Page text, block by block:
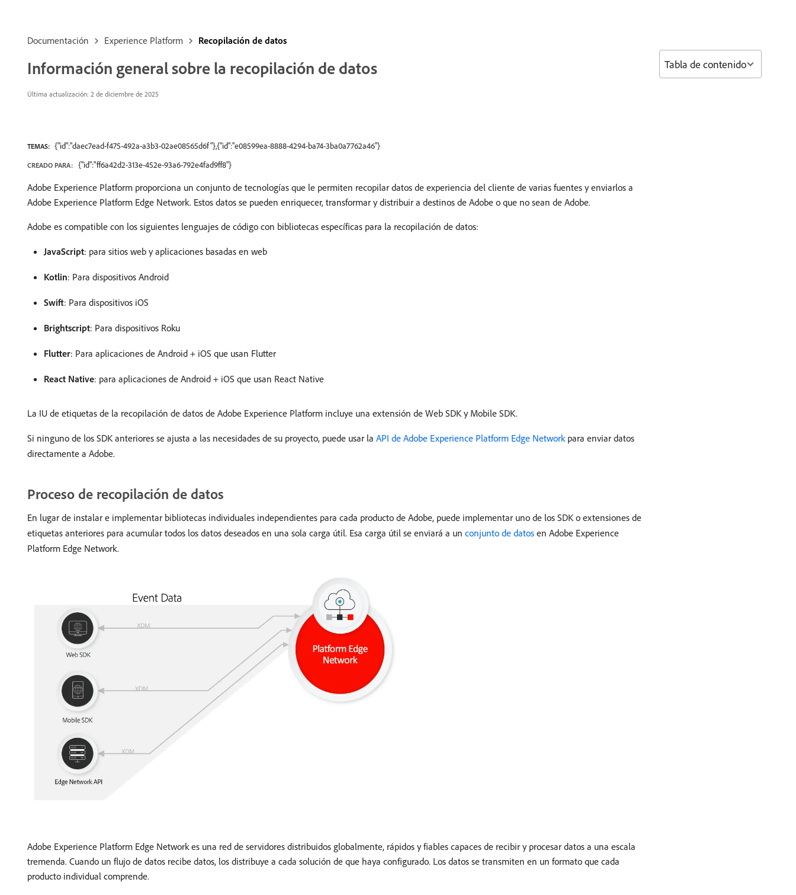
Documentación Experience Platform Recopilación de datos
Información general sobre la recopilación de datos
Última actualización: 2 de diciembre de 2025
TEMAS: {"id":"daec7ead-f475-492a-a3b3-02ae08565d6f"},{"id":"e08599ea-8888-4294-ba74-3ba0a7762a46"}
CREADO PARA: {"id":"ff6a42d2-313e-452e-93a6-792e4fad9ff8"}
Adobe Experience Platform proporciona un conjunto de tecnologías que le permiten recopilar datos de experiencia del cliente de varias fuentes y enviarlos a
Adobe Experience Platform Edge Network. Estos datos se pueden enriquecer, transformar y distribuir a destinos de Adobe o que no sean de Adobe.
Adobe es compatible con los siguientes lenguajes de código con bibliotecas específicas para la recopilación de datos:
JavaScript: para sitios web y aplicaciones basadas en web
Kotlin: Para dispositivos Android
Swift: Para dispositivos iOS
Brightscript: Para dispositivos Roku
Flutter: Para aplicaciones de Android + iOS que usan Flutter
React Native: para aplicaciones de Android + iOS que usan React Native
La IU de etiquetas de la recopilación de datos de Adobe Experience Platform incluye una extensión de Web SDK y Mobile SDK.
Si ninguno de los SDK anteriores se ajusta a las necesidades de su proyecto, puede usar la API de Adobe Experience Platform Edge Networkpara enviar datos
directamente a Adobe.
Proceso de recopilación de datos
En lugar de instalar e implementar bibliotecas individuales independientes para cada producto de Adobe, puede implementar uno de los SDK o extensiones de
etiquetas anteriores para acumular todos los datos deseados en una sola carga útil. Esa carga útil se enviará a un conjunto de datos en Adobe Experience
Platform Edge Network.
Adobe Experience Platform Edge Network es una red de servidores distribuidos globalmente, rápidos y fiables capaces de recibir y procesar datos a una escala
tremenda. Cuando un flujo de datos recibe datos, los distribuye a cada solución de que haya configurado. Los datos se transmiten en un formato que cada
producto individual comprende.
Tabla de contenido